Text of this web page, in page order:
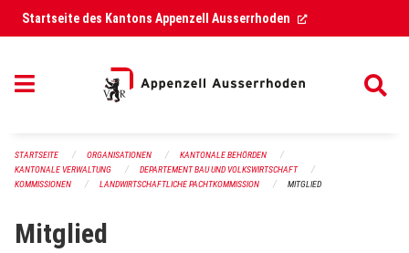
Navigation überspringen
Startseite des Kantons Appenzell Ausserrhoden (External Link)
STARTSEITE ORGANISATIONEN
KANTONALE BEHÖRDEN
KANTONALE VERWALTUNG
DEPARTEMENT BAU UND VOLKSWIRTSCHAFT
KOMMISSIONEN
LANDWIRTSCHAFTLICHE PACHTKOMMISSION MITGLIED
Mitglied